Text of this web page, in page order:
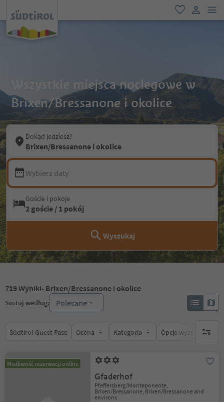
ulubione
link
Wszystkie miejsca noclegowe w
Brixen/Bressanone i okolice
Dokąd jedziesz?
Brixen/Bressanone i okolice
Wybierz daty
Goście i pokoje
2 goście / 1 pokój
Wyszukaj
719Wyniki- Brixen/Bressanone i okolice
Sortuj według: Polecane
Südtirol Guest Pass Ocena Kategoria Opcje wyżywieniabrak
Możliwość rezerwacji online
Gfaderhof
Pfeffersberg/Monteponente,
Brixen/Bressanone, Brixen/Bressanone and
environs